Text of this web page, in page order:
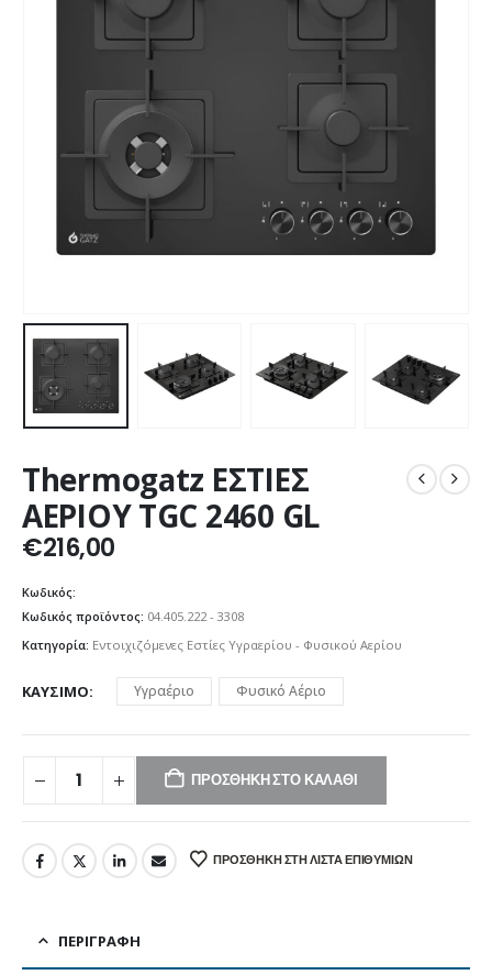
Thermogatz ΕΣΤΙΕΣ
ΑΕΡΙΟΥ TGC 2460 GL
€216,00
Κωδικός:
Κωδικός προϊόντος: 04.405.222 - 3308
Κατηγορία: Εντοιχιζόμενες Εστίες Υγραερίου - Φυσικού Αερίου
ΚΑΎΣΙΜΟ Υγραέριο Φυσικό Αέριο
ΠΡΟΣΘΉΚΗ ΣΤΟ ΚΑΛΆΘΙ
ΠΡΟΣΘΉΚΗ ΣΤΗ ΛΊΣΤΑ ΕΠΙΘΥΜΙΏΝ
ΠΕΡΙΓΡΑΦΉ